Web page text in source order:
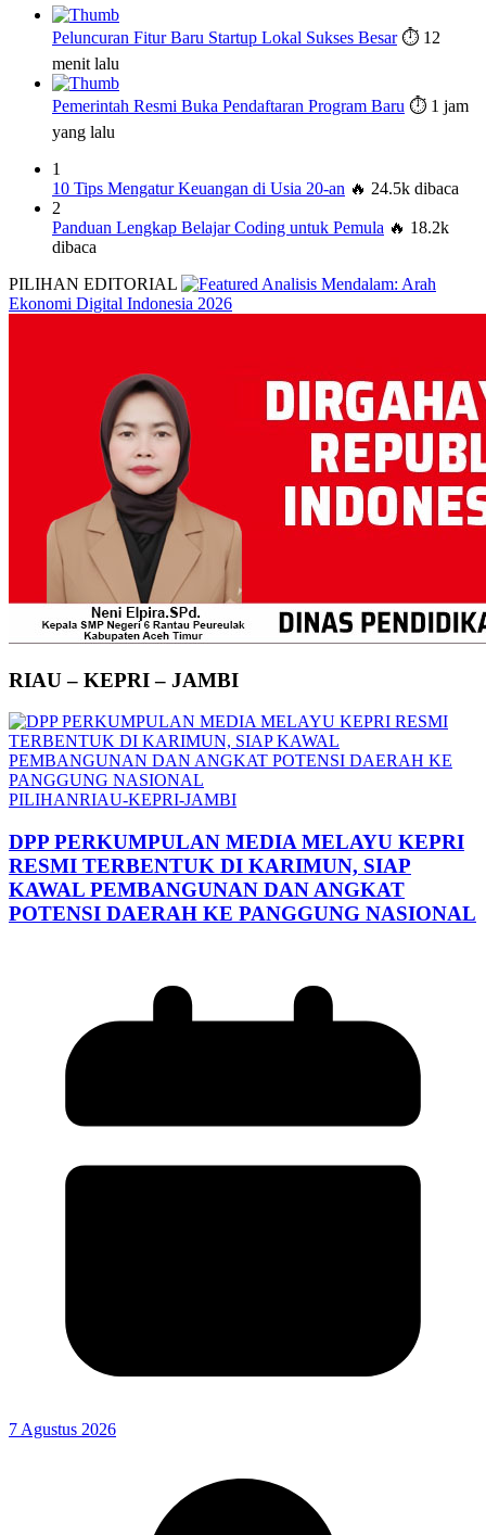
Peluncuran Fitur Baru Startup Lokal Sukses Besar ⏱️ 12
menit lalu
Pemerintah Resmi Buka Pendaftaran Program Baru ⏱️ 1 jam
yang lalu
1
10 Tips Mengatur Keuangan di Usia 20-an 🔥 24.5k dibaca
2
Panduan Lengkap Belajar Coding untuk Pemula 🔥 18.2k
dibaca
PILIHAN EDITORIAL
Analisis Mendalam: Arah
Ekonomi Digital Indonesia 2026
RIAU – KEPRI – JAMBI
PILIHANRIAU-KEPRI-JAMBI
DPP PERKUMPULAN MEDIA MELAYU KEPRI
RESMI TERBENTUK DI KARIMUN, SIAP
KAWAL PEMBANGUNAN DAN ANGKAT
POTENSI DAERAH KE PANGGUNG NASIONAL
7 Agustus 2026